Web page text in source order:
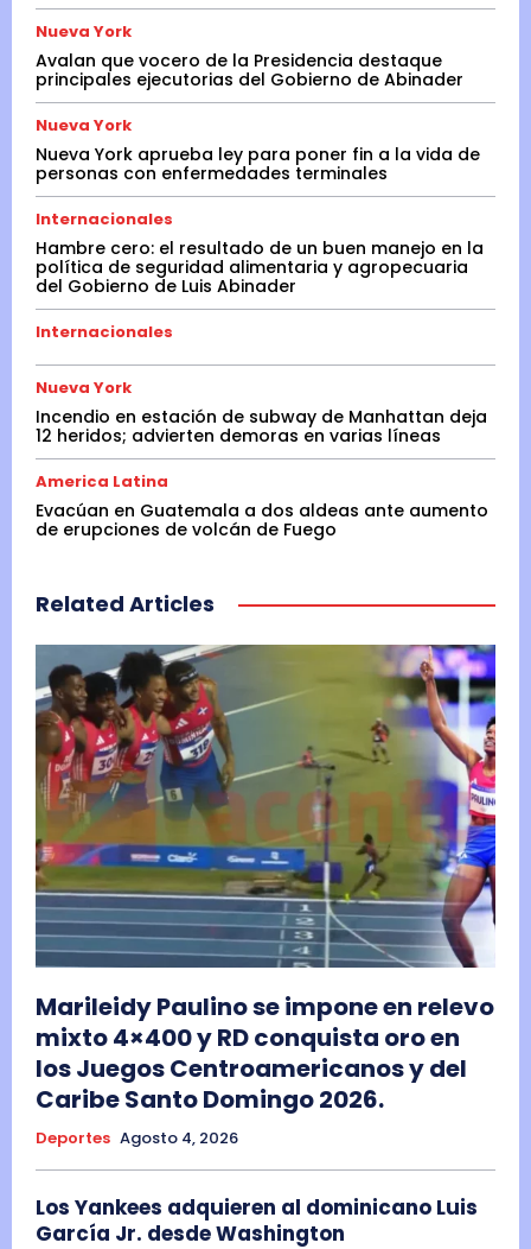
Nueva York
Avalan que vocero de la Presidencia destaque
principales ejecutorias del Gobierno de Abinader
Nueva York
Nueva York aprueba ley para poner fin a la vida de
personas con enfermedades terminales
Internacionales
Hambre cero: el resultado de un buen manejo en la
política de seguridad alimentaria y agropecuaria
del Gobierno de Luis Abinader
Internacionales
Nueva York
Incendio en estación de subway de Manhattan deja
12 heridos; advierten demoras en varias líneas
America Latina
Evacúan en Guatemala a dos aldeas ante aumento
de erupciones de volcán de Fuego
Related Articles
Marileidy Paulino se impone en relevo
mixto 4×400 y RD conquista oro en
los Juegos Centroamericanos y del
Caribe Santo Domingo 2026.
Deportes Agosto 4, 2026
Los Yankees adquieren al dominicano Luis
García Jr. desde Washington